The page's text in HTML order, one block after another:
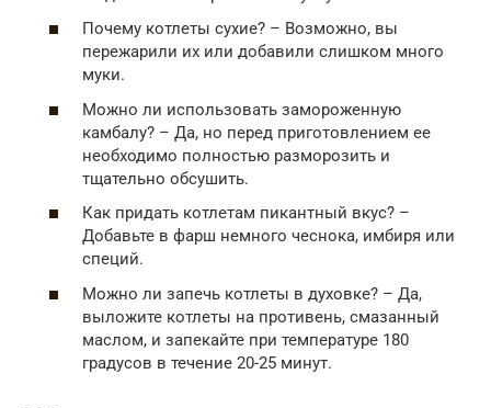
Почему котлеты сухие? – Возможно, вы
пережарили их или добавили слишком много
муки.
Можно ли использовать замороженную
камбалу? – Да, но перед приготовлением ее
необходимо полностью разморозить и
тщательно обсушить.
Как придать котлетам пикантный вкус? –
Добавьте в фарш немного чеснока, имбиря или
специй.
Можно ли запечь котлеты в духовке? – Да,
выложите котлеты на противень, смазанный
маслом, и запекайте при температуре 180
градусов в течение 20-25 минут.